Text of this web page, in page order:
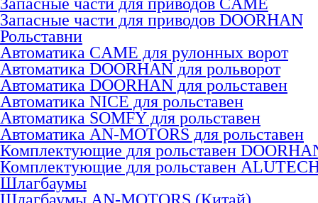
Запасные части для приводов DOORHAN
Рольставни
Автоматика CAME для рулонных ворот
Автоматика DOORHAN для рольворот
Автоматика DOORHAN для рольставен
Автоматика NICE для рольставен
Автоматика SOMFY для рольставен
Автоматика AN-MOTORS для рольставен
Комплектующие для рольставен
Комплектующие для рольставен
Шлагбаумы